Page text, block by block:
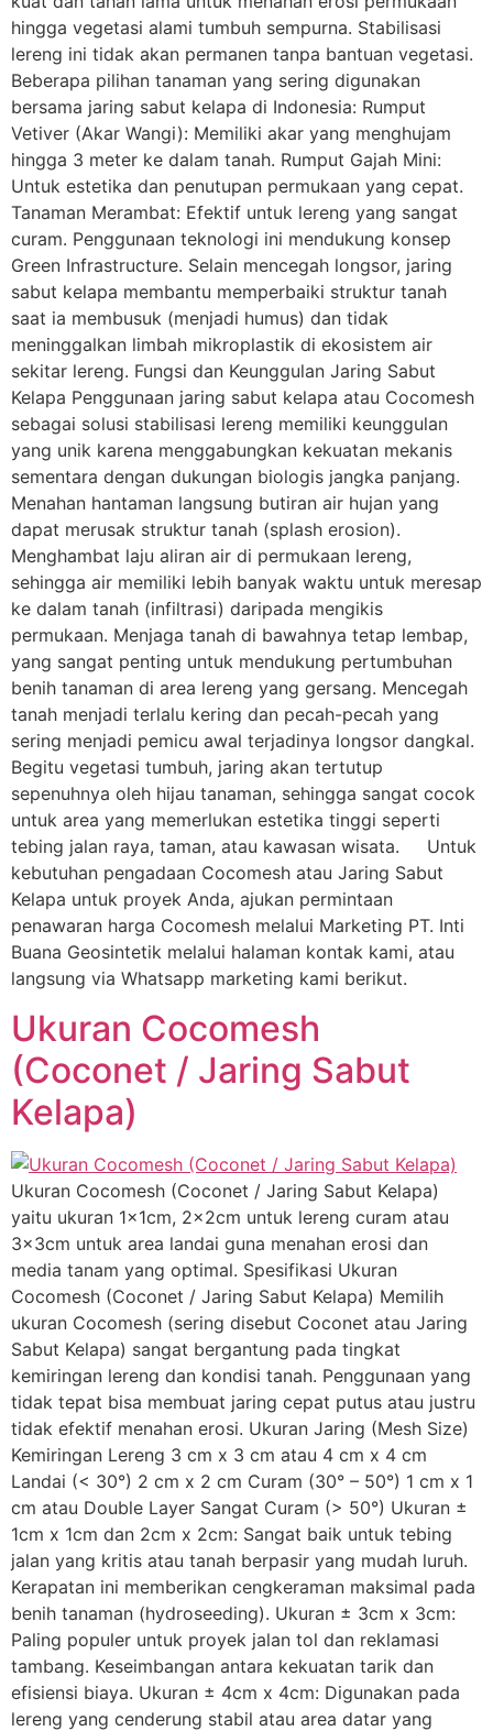
hingga vegetasi alami tumbuh sempurna. Stabilisasi
lereng ini tidak akan permanen tanpa bantuan vegetasi.
Beberapa pilihan tanaman yang sering digunakan
bersama jaring sabut kelapa di Indonesia: Rumput
Vetiver (Akar Wangi): Memiliki akar yang menghujam
hingga 3 meter ke dalam tanah. Rumput Gajah Mini:
Untuk estetika dan penutupan permukaan yang cepat.
Tanaman Merambat: Efektif untuk lereng yang sangat
curam. Penggunaan teknologi ini mendukung konsep
Green Infrastructure. Selain mencegah longsor, jaring
sabut kelapa membantu memperbaiki struktur tanah
saat ia membusuk (menjadi humus) dan tidak
meninggalkan limbah mikroplastik di ekosistem air
sekitar lereng. Fungsi dan Keunggulan Jaring Sabut
Kelapa Penggunaan jaring sabut kelapa atau Cocomesh
sebagai solusi stabilisasi lereng memiliki keunggulan
yang unik karena menggabungkan kekuatan mekanis
sementara dengan dukungan biologis jangka panjang.
Menahan hantaman langsung butiran air hujan yang
dapat merusak struktur tanah (splash erosion).
Menghambat laju aliran air di permukaan lereng,
sehingga air memiliki lebih banyak waktu untuk meresap
ke dalam tanah (infiltrasi) daripada mengikis
permukaan. Menjaga tanah di bawahnya tetap lembap,
yang sangat penting untuk mendukung pertumbuhan
benih tanaman di area lereng yang gersang. Mencegah
tanah menjadi terlalu kering dan pecah-pecah yang
sering menjadi pemicu awal terjadinya longsor dangkal.
Begitu vegetasi tumbuh, jaring akan tertutup
sepenuhnya oleh hijau tanaman, sehingga sangat cocok
untuk area yang memerlukan estetika tinggi seperti
tebing jalan raya, taman, atau kawasan wisata. Untuk
kebutuhan pengadaan Cocomesh atau Jaring Sabut
Kelapa untuk proyek Anda, ajukan permintaan
penawaran harga Cocomesh melalui Marketing PT. Inti
Buana Geosintetik melalui halaman kontak kami, atau
langsung via Whatsapp marketing kami berikut.
Ukuran Cocomesh
(Coconet / Jaring Sabut
Kelapa)
Ukuran Cocomesh (Coconet / Jaring Sabut Kelapa)
yaitu ukuran 1x1cm, 2x2cm untuk lereng curam atau
3x3cm untuk area landai guna menahan erosi dan
media tanam yang optimal. Spesifikasi Ukuran
Cocomesh (Coconet / Jaring Sabut Kelapa) Memilih
ukuran Cocomesh (sering disebut Coconet atau Jaring
Sabut Kelapa) sangat bergantung pada tingkat
kemiringan lereng dan kondisi tanah. Penggunaan yang
tidak tepat bisa membuat jaring cepat putus atau justru
tidak efektif menahan erosi. Ukuran Jaring (Mesh Size)
Kemiringan Lereng 3 cm x 3 cm atau 4 cm x 4 cm
Landai (< 30°) 2 cm x 2 cm Curam (30° – 50°) 1 cm x 1
cm atau Double Layer Sangat Curam (> 50°) Ukuran ±
1cm x 1cm dan 2cm x 2cm: Sangat baik untuk tebing
jalan yang kritis atau tanah berpasir yang mudah luruh.
Kerapatan ini memberikan cengkeraman maksimal pada
benih tanaman (hydroseeding). Ukuran ± 3cm x 3cm:
Paling populer untuk proyek jalan tol dan reklamasi
tambang. Keseimbangan antara kekuatan tarik dan
efisiensi biaya. Ukuran ± 4cm x 4cm: Digunakan pada
lereng yang cenderung stabil atau area datar yang